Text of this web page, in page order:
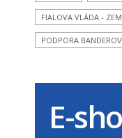
FIALOVA VLÁDA -
PODPORA
E-